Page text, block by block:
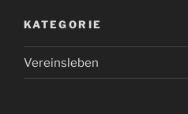
KATEGORIE
Vereinsleben